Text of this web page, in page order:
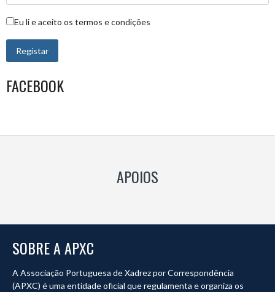
Eu li e aceito os termos e condições
FACEBOOK
APOIOS
SOBRE A APXC
A Associação Portuguesa de Xadrez por Correspondência
(APXC) é uma entidade oficial que regulamenta e organiza os